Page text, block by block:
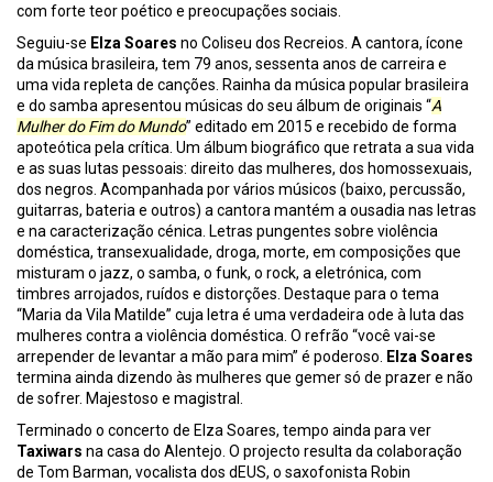
com forte teor poético e preocupações sociais.
Seguiu-se Elza Soares no Coliseu dos Recreios. A cantora, ícone
da música brasileira, tem 79 anos, sessenta anos de carreira e
uma vida repleta de canções. Rainha da música popular brasileira
e do samba apresentou músicas do seu álbum de originais “A
Mulher do Fim do Mundo” editado em 2015 e recebido de forma
apoteótica pela crítica. Um álbum biográfico que retrata a sua vida
e as suas lutas pessoais: direito das mulheres, dos homossexuais,
dos negros. Acompanhada por vários músicos (baixo, percussão,
guitarras, bateria e outros) a cantora mantém a ousadia nas letras
e na caracterização cénica. Letras pungentes sobre violência
doméstica, transexualidade, droga, morte, em composições que
misturam o jazz, o samba, o funk, o rock, a eletrónica, com
timbres arrojados, ruídos e distorções. Destaque para o tema
“Maria da Vila Matilde” cuja letra é uma verdadeira ode à luta das
mulheres contra a violência doméstica. O refrão “você vai-se
arrepender de levantar a mão para mim” é poderoso. Elza Soares
termina ainda dizendo às mulheres que gemer só de prazer e não
de sofrer. Majestoso e magistral.
Terminado o concerto de Elza Soares, tempo ainda para ver
Taxiwars na casa do Alentejo. O projecto resulta da colaboração
de Tom Barman, vocalista dos dEUS, o saxofonista Robin